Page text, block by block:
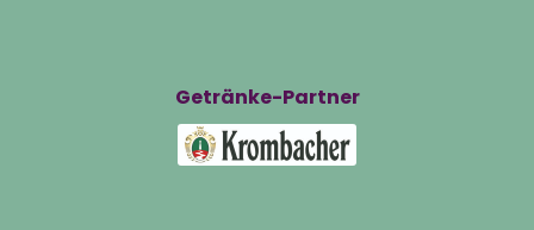
Getränke-Partner